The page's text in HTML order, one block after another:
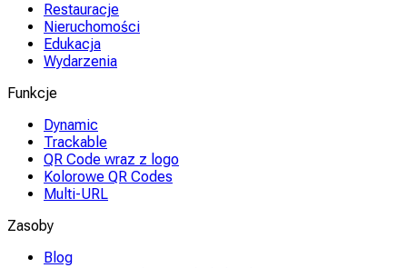
Restauracje
Nieruchomości
Edukacja
Wydarzenia
Funkcje
Dynamic
Trackable
QR Code wraz z logo
Kolorowe QR Codes
Multi-URL
Zasoby
Blog